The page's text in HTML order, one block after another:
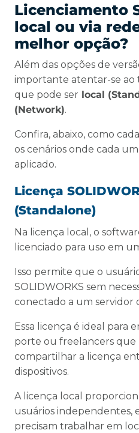
Licenciamento
local ou via
melhor opção?
Além das opções de
importante atentar-se ao
que pode ser local
(Network).
Confira, abaixo, como
os cenários onde cada
aplicado.
Licença
(Standalone)
Na licença local, o
licenciado para uso em
Isso permite que o
SOLIDWORKS sem
conectado a um servidor
Essa licença é ideal para
porte ou freelancers que
compartilhar a licença
dispositivos.
A licença local
usuários independentes,
precisam trabalhar em